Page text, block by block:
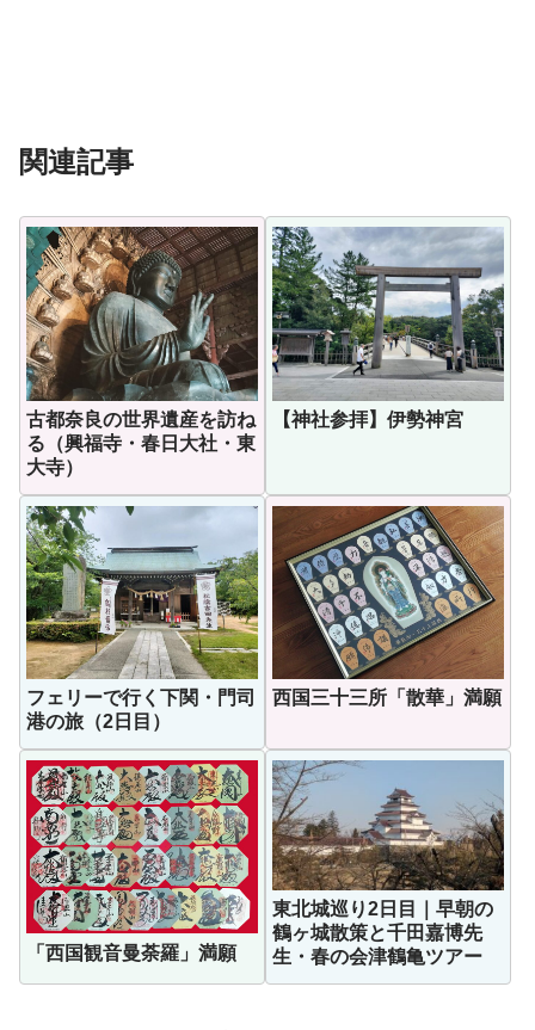
関連記事
古都奈良の世界遺産を訪ね
る（興福寺・春日大社・東
大寺）
【神社参拝】伊勢神宮
フェリーで行く下関・門司
港の旅（2日目）
西国三十三所「散華」満願
「西国観音曼荼羅」満願
東北城巡り2日目｜早朝の
鶴ヶ城散策と千田嘉博先
生・春の会津鶴亀ツアー